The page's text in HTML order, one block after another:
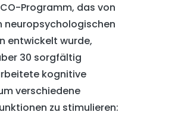
Programm, das von
neuropsychologischen
entwickelt wurde,
30 sorgfältig
kognitive
verschiedene
zu stimulieren: